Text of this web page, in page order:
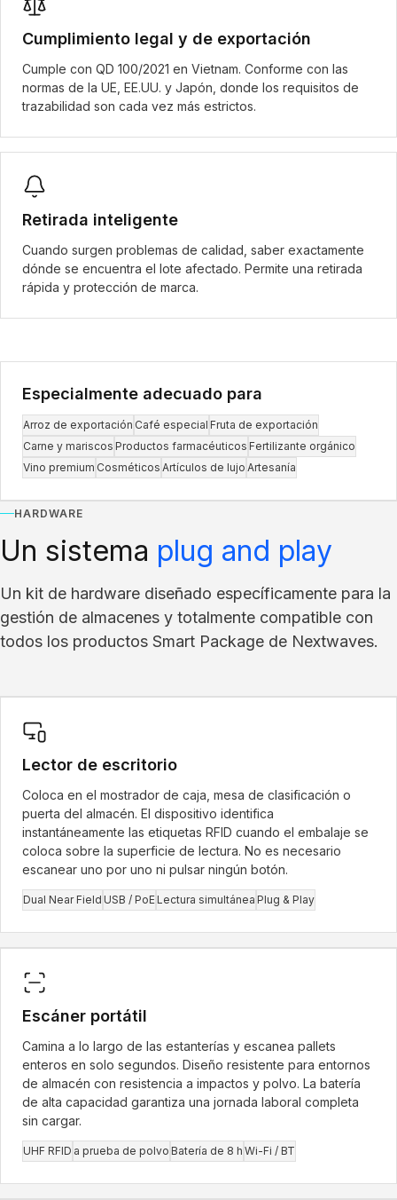
Cumplimiento legal y de exportación
Cumple con QD 100/2021 en Vietnam. Conforme con las
normas de la UE, EE.UU. y Japón, donde los requisitos de
trazabilidad son cada vez más estrictos.
Retirada inteligente
Cuando surgen problemas de calidad, saber exactamente
dónde se encuentra el lote afectado. Permite una retirada
rápida y protección de marca.
Especialmente adecuado para
Arroz de exportación Café especial Fruta de exportación
Carne y mariscos Productos farmacéuticos Fertilizante orgánico
Vino premium Cosméticos Artículos de lujo Artesanía
HARDWARE
Un sistema plug and play
Un kit de hardware diseñado específicamente para la
gestión de almacenes y totalmente compatible con
todos los productos Smart Package de Nextwaves.
Lector de escritorio
Coloca en el mostrador de caja, mesa de clasificación o
puerta del almacén. El dispositivo identifica
instantáneamente las etiquetas RFID cuando el embalaje se
coloca sobre la superficie de lectura. No es necesario
escanear uno por uno ni pulsar ningún botón.
Dual Near Field USB / PoELectura simultánea Plug & Play
Escáner portátil
Camina a lo largo de las estanterías y escanea pallets
enteros en solo segundos. Diseño resistente para entornos
de almacén con resistencia a impactos y polvo. La batería
de alta capacidad garantiza una jornada laboral completa
sin cargar.
UHF RFID a prueba de polvo Batería de 8 h Wi-Fi / BT